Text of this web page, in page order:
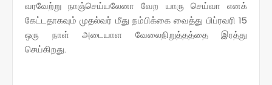
வரவேற்று நாஞ்செய்யலேனா வேற யாரு செய்வா எனக்
கேட்டதாகவும் முதல்வர் மீது நம்பிக்கை வைத்து பிப்ரவரி 15
ஒரு நாள் அடையாள வேலைநிறுத்தத்தை இரத்து
செய்கிறது.